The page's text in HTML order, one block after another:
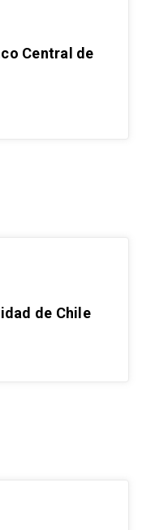
Central de
de Chile